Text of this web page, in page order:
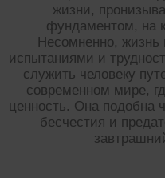
жизни,
фундаментом, на
Несомненно, жизнь
испытаниями и
служить человеку
современном мире,
ценность. Она подобна
бесчестия и